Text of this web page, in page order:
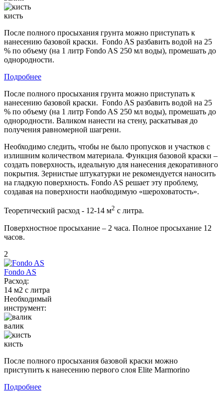
кисть
После полного просыхания грунта можно приступать к
нанесению базовой краски. Fondo AS разбавить водой на 25
% по объему (на 1 литр Fondo AS 250 мл воды), промешать до
однородности.
Подробнее
После полного просыхания грунта можно приступать к
нанесению базовой краски. Fondo AS разбавить водой на 25
% по объему (на 1 литр Fondo AS 250 мл воды), промешать до
однородности. Валиком нанести на стену, раскатывая до
получения равномерной шагрени.
Необходимо следить, чтобы не было пропусков и участков с
излишним количеством материала. Функция базовой краски –
создать поверхность, идеальную для нанесения декоративного
покрытия. Зернистые штукатурки не рекомендуется наносить
на гладкую поверхность. Fondo AS решает эту проблему,
создавая на поверхности наобходимую «шероховатость».
Теоретический расход - 12-14 м2 с литра.
Поверхностное просыхание – 2 часа. Полное просыхание 12
часов.
2
Fondo AS
Расход:
14 м2 с литра
Необходимый
инструмент:
валик
кисть
После полного просыхания базовой краски можно
приступить к нанесению первого слоя Elite Marmorino
Подробнее